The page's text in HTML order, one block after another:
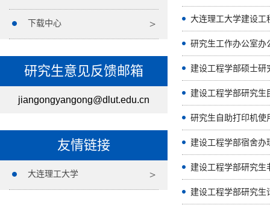
下载中心
研究生意见反馈邮箱
jiangongyangong@dlut.edu.cn
友情链接
大连理工大学
大连理工大学建设工
研究生工作办公室办
建设工程学部硕士研
建设工程学部研究生
研究生自助打印机使
建设工程学部宿舍办
建设工程学部研究生
建设工程学部研究生